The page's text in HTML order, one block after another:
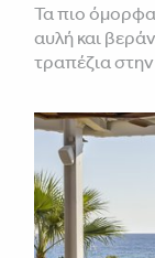
Τα πιο όμορφα
αυλή και
τραπέζια